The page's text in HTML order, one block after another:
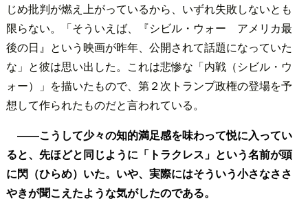
じめ批判が燃え上がっているから、いずれ失敗しないとも
限らない。「そういえば、『シビル・ウォー アメリカ最
後の日』という映画が昨年、公開されて話題になっていた
な」と彼は思い出した。これは悲惨な「内戦（シビル・ウ
ォー）」を描いたもので、第２次トランプ政権の登場を予
想して作られたものだと言われている。
――こうして少々の知的満足感を味わって悦に入ってい
ると、先ほどと同じように「トラクレス」という名前が頭
に閃（ひらめ）いた。いや、実際にはそういう小さなささ
やきが聞こえたような気がしたのである。